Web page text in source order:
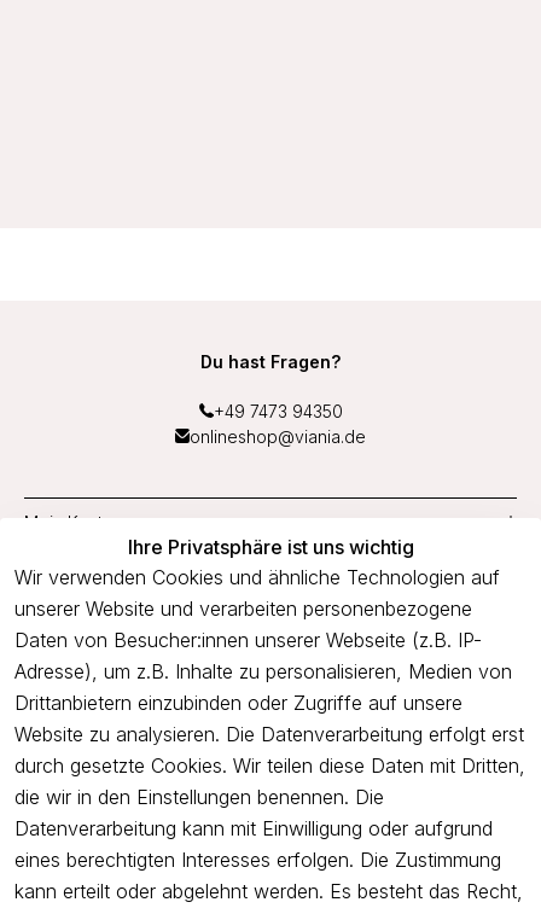
Ihre Privatsphäre ist uns wichtig
Wir verwenden Cookies und ähnliche Technologien auf
unserer Website und verarbeiten personenbezogene
Daten von Besucher:innen unserer Webseite (z.B. IP-
Adresse), um z.B. Inhalte zu personalisieren, Medien von
Drittanbietern einzubinden oder Zugriffe auf unsere
Website zu analysieren. Die Datenverarbeitung erfolgt erst
durch gesetzte Cookies. Wir teilen diese Daten mit Dritten,
die wir in den Einstellungen benennen. Die
Datenverarbeitung kann mit Einwilligung oder aufgrund
eines berechtigten Interesses erfolgen. Die Zustimmung
kann erteilt oder abgelehnt werden. Es besteht das Recht,
Du hast Fragen?
+49 7473 94350
onlineshop@viania.de
Mein Konto
Service
Unternehmen
Newsletter
Freue dich über 5€ Rabatt bei deiner nächsten Bestellung und
profitiere von Angeboten.
Newsletter abonnieren